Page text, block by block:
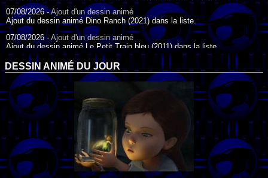
07/08/2026 -Ajout d'un dessin animé
Ajout du dessin animé Dino Ranch (2021) dans la liste.
07/08/2026 -Ajout d'un dessin animé
Ajout du dessin animé Le Petit Train bleu (2011) dans la liste.
07/08/2026 - Ajout d'un dessin animé
Ajout du dessin animé Agent Spécial Oso (2009) dans la liste.
17/07/2026 -
Ajout d'un dessin animé
Ajout du dessin animé Peter Pan (1988) dans la liste.
17/07/2026 - Ajout d'un dessin animé
Ajout du dessin animé Le Bossu de Notre-Dame (1996) dans la liste.
DESSIN ANIMÉ DU JOUR